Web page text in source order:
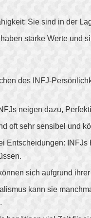
Sie sind in der
starke Werte und
des INFJ-
neigen dazu,
oft sehr sensibel und
Entscheidungen:
sich aufgrund
kann sie